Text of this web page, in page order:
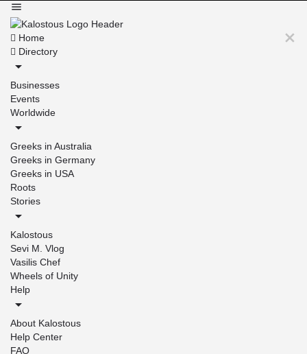
Home
Directory
Businesses
Events
Worldwide
Greeks in Australia
Greeks in Germany
Greeks in USA
Roots
Stories
Kalostous
Sevi M. Vlog
Vasilis Chef
Wheels of Unity
Help
About Kalostous
Help Center
FAQ